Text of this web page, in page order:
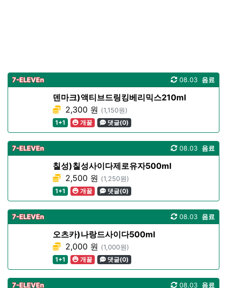
7-ELEVEn 음료
08.03
덴마크)액티브드링킹베리믹스210ml
2,300 원 (1,150원)
1+1
개꿀 댓글(0)
7-ELEVEn 음료
08.03
칠성)칠성사이다제로유자500ml
2,500 원 (1,250원)
1+1
개꿀 댓글(0)
7-ELEVEn 음료
08.03
오츠카)나랑드사이다500ml
2,000 원 (1,000원)
1+1
개꿀 댓글(0)
7-ELEVEn 음료
08.03